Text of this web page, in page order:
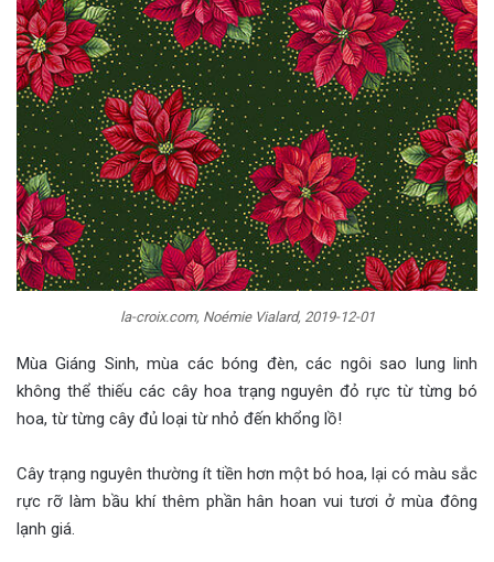
la-croix.com, Noémie Vialard, 2019-12-01
Mùa Giáng Sinh, mùa các bóng đèn, các ngôi sao lung linh
không thể thiếu các cây hoa trạng nguyên đỏ rực từ từng bó
hoa, từ từng cây đủ loại từ nhỏ đến khổng lồ!
Cây trạng nguyên thường ít tiền hơn một bó hoa, lại có màu sắc
rực rỡ làm bầu khí thêm phần hân hoan vui tươi ở mùa đông
lạnh giá.